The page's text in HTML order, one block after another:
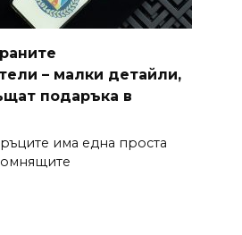
– малки детайли,
подаръка в
има една проста